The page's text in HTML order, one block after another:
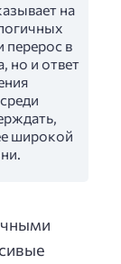
на
перерос в
но и ответ
широкой